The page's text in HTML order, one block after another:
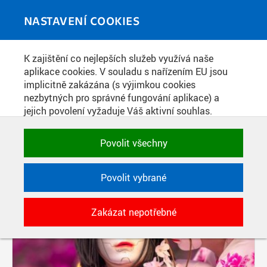
NASTAVENÍ COOKIES
K zajištění co nejlepších služeb využívá naše
aplikace cookies. V souladu s nařízením EU jsou
implicitně zakázána (s výjimkou cookies
nezbytných pro správné fungování aplikace) a
jejich povolení vyžaduje Váš aktivní souhlas.
zakázat, případně vybrat a povolit cookies podle
kategorie. Svoje rozhodnutí můžete samozřejmě
kdykoli změnit.
POTŘEBNÉ
Technické cookies využívané aplikacemi
ČVUT pro uchování jejich nastavení,
vlastností a identifikátorů relace. Jsou
nezbytné pro správné fungování a jsou
Povolit všechny
Povolit vybrané
Zakázat nepotřebné
MEDIATÉKA
PŘÍSPĚVKY PODLE FILTRU
Aktivní filtry: ŠTÍTEK: KAMPUS